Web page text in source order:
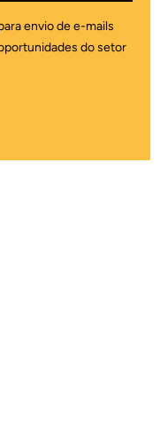
envio de e-mails
do setor